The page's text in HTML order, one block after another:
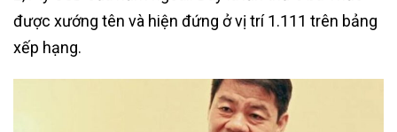
được xướng tên và hiện đứng ở vị trí 1.111 trên bảng
xếp hạng.